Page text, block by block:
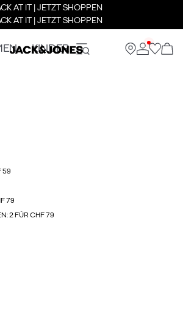
AT IT | JETZT SHOPPEN
AT IT | JETZT SHOPPEN
KINDER
59
79
2 FÜR CHF 79